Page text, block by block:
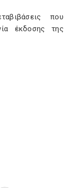
που
έκδοσης της